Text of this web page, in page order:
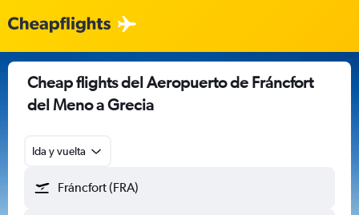
Cheap flights del Aeropuerto de Fráncfort
del Meno a Grecia
Ida y vuelta
Fráncfort (FRA)